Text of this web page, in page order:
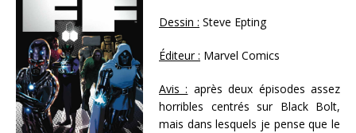
Dessin : Steve Epting
Éditeur : Marvel Comics
Avis : après deux épisodes assez
horribles centrés sur Black Bolt,
mais dans lesquels je pense que le